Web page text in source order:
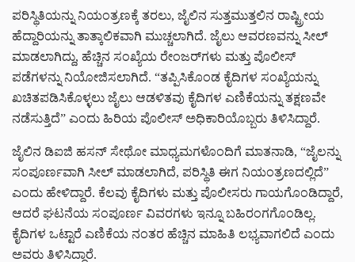
ಪರಿಸ್ಥಿತಿಯನ್ನು ನಿಯಂತ್ರಣಕ್ಕೆ ತರಲು, ಜೈಲಿನ ಸುತ್ತಮುತ್ತಲಿನ ರಾಷ್ಟ್ರೀಯ
ಹೆದ್ದಾರಿಯನ್ನು ತಾತ್ಕಾಲಿಕವಾಗಿ ಮುಚ್ಚಲಾಗಿದೆ. ಜೈಲು ಆವರಣವನ್ನು ಸೀಲ್
ಮಾಡಲಾಗಿದ್ದು, ಹೆಚ್ಚಿನ ಸಂಖ್ಯೆಯ ರೇಂಜರ್‌ಗಳು ಮತ್ತು ಪೊಲೀಸ್
ಪಡೆಗಳನ್ನು ನಿಯೋಜಿಸಲಾಗಿದೆ. “ತಪ್ಪಿಸಿಕೊಂಡ ಕೈದಿಗಳ ಸಂಖ್ಯೆಯನ್ನು
ಖಚಿತಪಡಿಸಿಕೊಳ್ಳಲು ಜೈಲು ಆಡಳಿತವು ಕೈದಿಗಳ ಎಣಿಕೆಯನ್ನು ತಕ್ಷಣವೇ
ನಡೆಸುತ್ತಿದೆ” ಎಂದು ಹಿರಿಯ ಪೊಲೀಸ್ ಅಧಿಕಾರಿಯೊಬ್ಬರು ತಿಳಿಸಿದ್ದಾರೆ.
ಜೈಲಿನ ಡಿಐಜಿ ಹಸನ್ ಸೇಥೋ ಮಾಧ್ಯಮಗಳೊಂದಿಗೆ ಮಾತನಾಡಿ, “ಜೈಲನ್ನು
ಸಂಪೂರ್ಣವಾಗಿ ಸೀಲ್ ಮಾಡಲಾಗಿದೆ, ಪರಿಸ್ಥಿತಿ ಈಗ ನಿಯಂತ್ರಣದಲ್ಲಿದೆ”
ಎಂದು ಹೇಳಿದ್ದಾರೆ. ಕೆಲವು ಕೈದಿಗಳು ಮತ್ತು ಪೊಲೀಸರು ಗಾಯಗೊಂಡಿದ್ದಾರೆ,
ಆದರೆ ಘಟನೆಯ ಸಂಪೂರ್ಣ ವಿವರಗಳು ಇನ್ನೂ ಬಹಿರಂಗಗೊಂಡಿಲ್ಲ.
ಕೈದಿಗಳ ಒಟ್ಟಾರೆ ಎಣಿಕೆಯ ನಂತರ ಹೆಚ್ಚಿನ ಮಾಹಿತಿ ಲಭ್ಯವಾಗಲಿದೆ ಎಂದು
ಅವರು ತಿಳಿಸಿದ್ದಾರೆ.